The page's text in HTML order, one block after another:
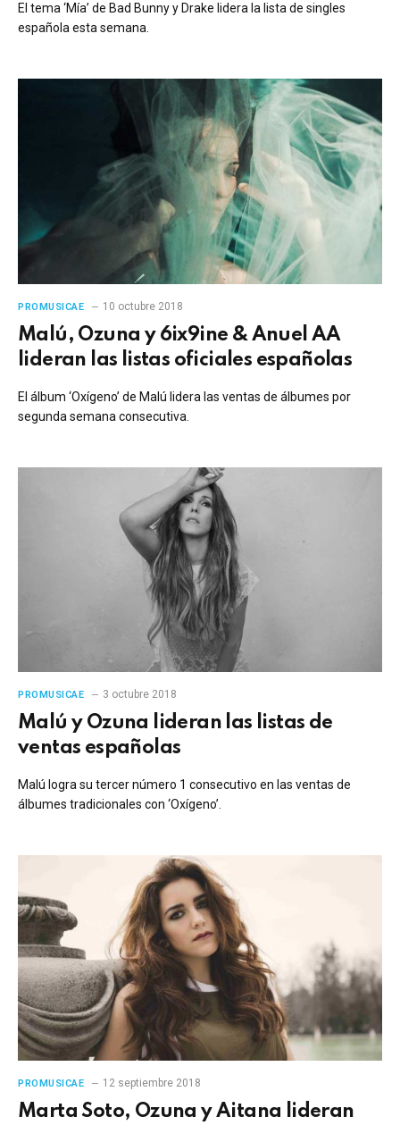
El tema ‘Mía’ de Bad Bunny y Drake lidera la lista de singles
española esta semana.
PROMUSICAE 10 octubre 2018
Malú, Ozuna y 6ix9ine & Anuel AA
lideran las listas oficiales españolas
El álbum ‘Oxígeno’ de Malú lidera las ventas de álbumes por
segunda semana consecutiva.
PROMUSICAE 3 octubre 2018
Malú y Ozuna lideran las listas de
ventas españolas
Malú logra su tercer número 1 consecutivo en las ventas de
álbumes tradicionales con ‘Oxígeno’.
PROMUSICAE 12 septiembre 2018
Marta Soto, Ozuna y Aitana lideran